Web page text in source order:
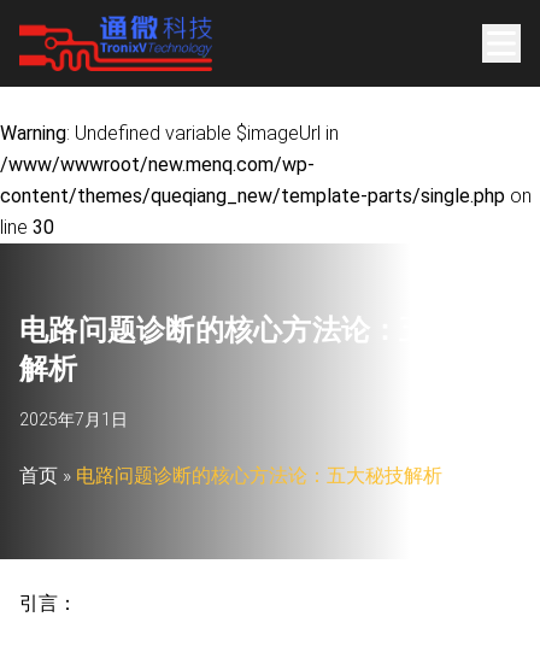
Warning: Undefined variable $imageUrl in
/www/wwwroot/new.menq.com/wp-
content/themes/queqiang_new/template-parts/single.php on
line 30
电路问题诊断的核心方法论
解析
2025年7月1日
首页 » 电路问题诊断的核心方法论：五大秘技解析
引言：